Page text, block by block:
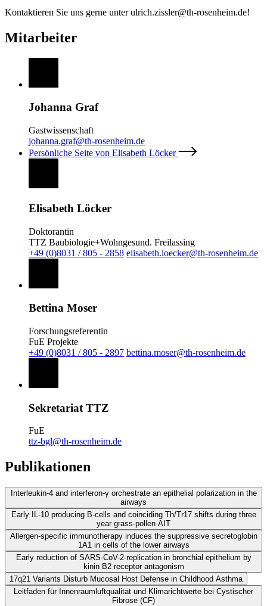
Kontaktieren Sie uns gerne unter ulrich.zissler@th-rosenheim.de!
Mitarbeiter
Johanna Graf
Gastwissenschaft
johanna.graf@th-rosenheim.de
Persönliche Seite von Elisabeth Löcker
Elisabeth Löcker
Doktorantin
TTZ Baubiologie+Wohngesund. Freilassing
+49 (0)8031 / 805 - 2858 elisabeth.loecker@th-rosenheim.de
Bettina Moser
Forschungsreferentin
FuE Projekte
+49 (0)8031 / 805 - 2897 bettina.moser@th-rosenheim.de
Sekretariat TTZ
FuE
ttz-bgl@th-rosenheim.de
Publikationen
Interleukin-4 and interferon-γ orchestrate an epithelial polarization in the
airways
Early IL-10 producing B-cells and coinciding Th/Tr17 shifts during three
year grass-pollen AIT
Allergen-specific immunotherapy induces the suppressive secretoglobin
1A1 in cells of the lower airways
Early reduction of SARS-CoV-2-replication in bronchial epithelium by
kinin B2 receptor antagonism
17q21 Variants Disturb Mucosal Host Defense in Childhood Asthma
Leitfaden für Innenraumluftqualität und Klimarichtwerte bei Cystischer
Fibrose (CF)